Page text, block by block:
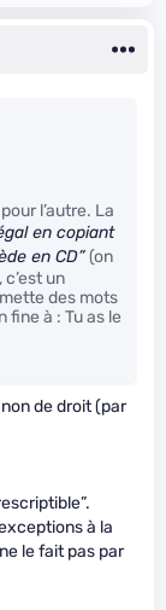
l’autre. La
en copiant
en CD”(on
un
des mots
fine à : Tu as le
de droit (par
à la
le fait pas par